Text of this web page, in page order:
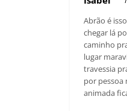
Abrão é
chegar lá
caminho
lugar
travessia
por pessoa
animada